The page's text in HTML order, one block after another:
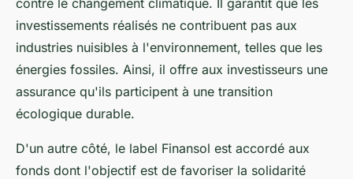
investissements réalisés ne contribuent pas aux
industries nuisibles à l'environnement, telles que les
énergies fossiles. Ainsi, il offre aux investisseurs une
assurance qu'ils participent à une transition
écologique durable.
D'un autre côté, le label Finansol est accordé aux
fonds dont l'objectif est de favoriser la solidarité